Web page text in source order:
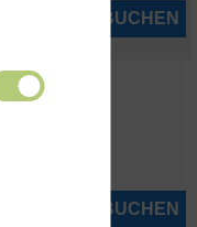
JETZT BUCHEN
JETZT BUCHEN